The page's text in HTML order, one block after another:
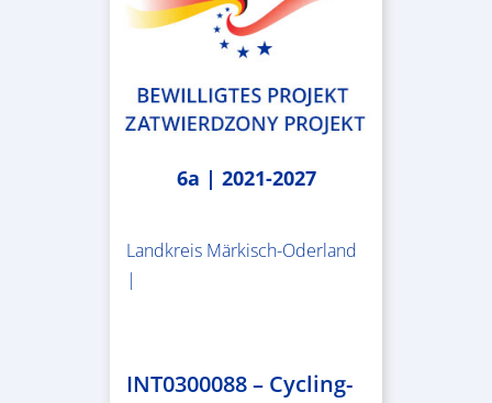
6a | 2021-2027
Landkreis Märkisch-Oderland
|
INT0300088 – Cycling-